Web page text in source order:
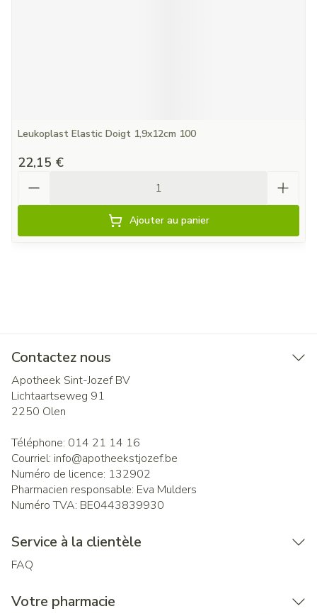
Leukoplast Elastic Doigt 1,9x12cm 100
22,15 €
Ajouter au panier
Contactez nous
Apotheek Sint-Jozef BV
Lichtaartseweg 91
2250 Olen
Téléphone: 014 21 14 16
Courriel: info@apotheekstjozef.be
Numéro de licence: 132902
Pharmacien responsable: Eva Mulders
Numéro TVA: BE0443839930
Service à la clientèle
FAQ
Votre pharmacie